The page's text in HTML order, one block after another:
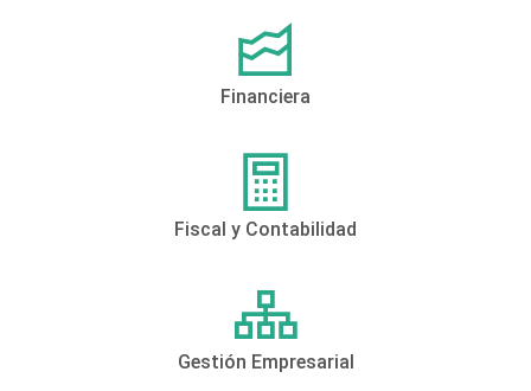
Financiera
Fiscal y Contabilidad
Gestión Empresarial